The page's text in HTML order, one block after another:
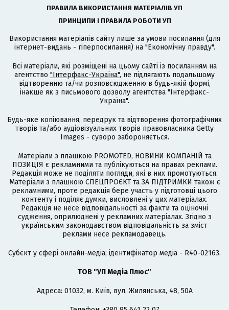
ПРАВИЛА ВИКОРИСТАННЯ МАТЕРІАЛІВ УП
ПРИНЦИПИ І ПРАВИЛА РОБОТИ УП
Використання матеріалів сайту лише за умови посилання (для
інтернет-видань - гіперпосилання) на "Економічну правду".
Всі матеріали, які розміщені на цьому сайті із посиланням на
агентство "Інтерфакс-Україна", не підлягають подальшому
відтворенню та/чи розповсюдженню в будь-якій формі,
інакше як з письмового дозволу агентства "Інтерфакс-
Україна".
Будь-яке копіювання, передрук та відтворення фотографічних
творів та/або аудіовізуальних творів правовласника Getty
Images - суворо забороняється.
Матеріали з плашкою PROMOTED, НОВИНИ КОМПАНІЙ та
ПОЗИЦІЯ є рекламними та публікуються на правах реклами.
Редакція може не поділяти погляди, які в них промотуються.
Матеріали з плашкою СПЕЦПРОЄКТ та ЗА ПІДТРИМКИ також є
рекламними, проте редакція бере участь у підготовці цього
контенту і поділяє думки, висловлені у цих матеріалах.
Редакція не несе відповідальності за факти та оціночні
судження, оприлюднені у рекламних матеріалах. Згідно з
українським законодавством відповідальність за зміст
реклами несе рекламодавець.
Cубєкт у сфері онлайн-медіа; ідентифікатор медіа - R40-02163.
ТОВ "УП Медіа Плюс"
Адреса: 01032, м. Київ, вул. Жилянська, 48, 50А